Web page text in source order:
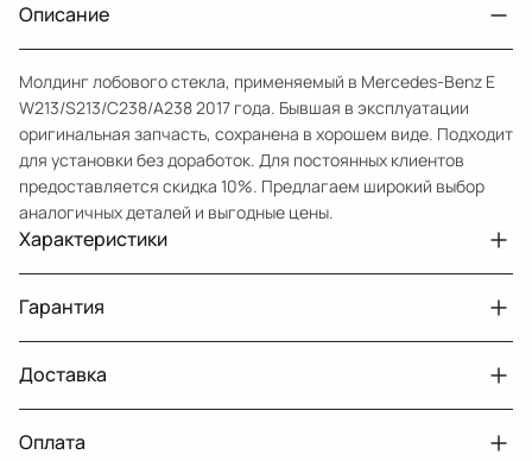
Описание
Молдинг лобового стекла, применяемый в Mercedes-Benz E
W213/S213/C238/A238 2017 года. Бывшая в эксплуатации
оригинальная запчасть, сохранена в хорошем виде. Подходит
для установки без доработок. Для постоянных клиентов
предоставляется скидка 10%. Предлагаем широкий выбор
аналогичных деталей и выгодные цены.
Характеристики
Авто
MercedesBenz E W213
Год
2017
Тег
Мерседес Бенс Е
Гарантия
Двигатели с навесным или без навесного
оборудования
30 дней
Доставка
Оплата